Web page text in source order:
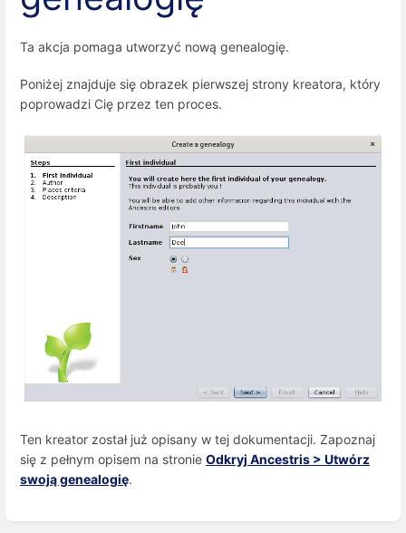
Ta akcja pomaga utworzyć nową genealogię.
Poniżej znajduje się obrazek pierwszej strony kreatora, który
poprowadzi Cię przez ten proces.
Ten kreator został już opisany w tej dokumentacji. Zapoznaj
się z pełnym opisem na stronie Odkryj Ancestris > Utwórz
swoją genealogię.